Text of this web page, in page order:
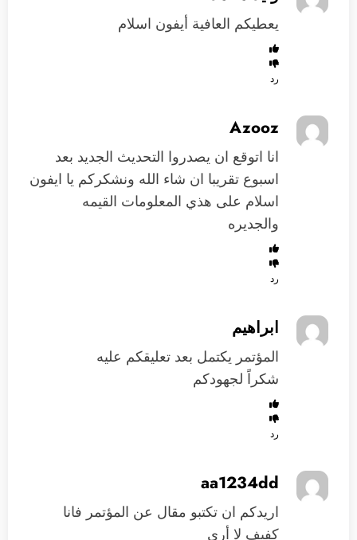
يعطيكم العافية أيفون اسلام
رد
Azooz
انا اتوقع ان يصدروا التحديث الجديد بعد
اسبوع تقريبا ان شاء الله ونشكركم يا ايفون
اسلام على هذي المعلومات القيمه
والجديره
رد
ابراهيم
المؤتمر يكتمل بعد تعليقكم عليه
شكراً لجهودكم
رد
aa1234dd
اريدكم ان تكتبو مقال عن المؤتمر فانا
كفيف لا أرى